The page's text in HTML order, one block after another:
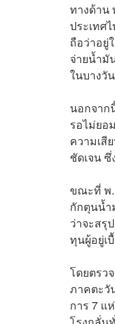
ทางด้าน
ประเทศ
ถือว่าอยู่
จ่ายน้ำมั
ในบางวั
นอกจาก
รอไม่ยอ
ความเสี
ชัดเจน
ขณะที่ พ.
กักตุนน้ำ
ว่าจะสรุ
ทุนผู้อยู่เ
โดยตรว
ภาคตะวั
การ 7 แ